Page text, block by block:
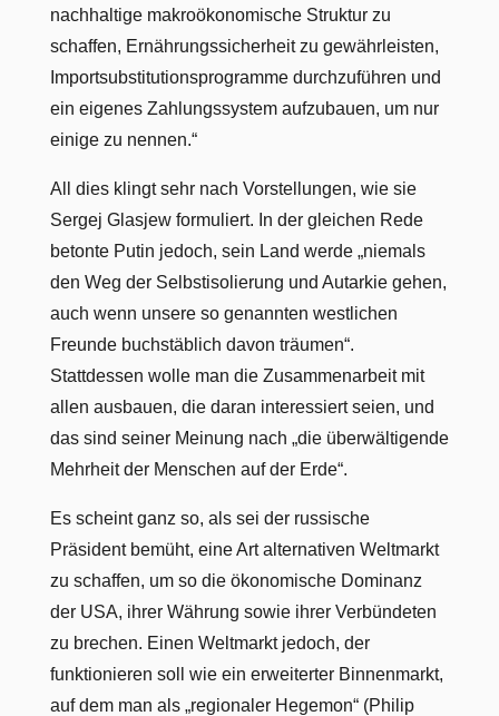
nachhaltige makroökonomische Struktur zu
schaffen, Ernährungssicherheit zu gewährleisten,
Importsubstitutionsprogramme durchzuführen und
ein eigenes Zahlungssystem aufzubauen, um nur
einige zu nennen.“
All dies klingt sehr nach Vorstellungen, wie sie
Sergej Glasjew formuliert. In der gleichen Rede
betonte Putin jedoch, sein Land werde „niemals
den Weg der Selbstisolierung und Autarkie gehen,
auch wenn unsere so genannten westlichen
Freunde buchstäblich davon träumen“.
Stattdessen wolle man die Zusammenarbeit mit
allen ausbauen, die daran interessiert seien, und
das sind seiner Meinung nach „die überwältigende
Mehrheit der Menschen auf der Erde“.
Es scheint ganz so, als sei der russische
Präsident bemüht, eine Art alternativen Weltmarkt
zu schaffen, um so die ökonomische Dominanz
der USA, ihrer Währung sowie ihrer Verbündeten
zu brechen. Einen Weltmarkt jedoch, der
funktionieren soll wie ein erweiterter Binnenmarkt,
auf dem man als „regionaler Hegemon“ (Philip